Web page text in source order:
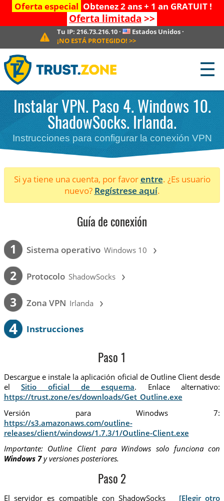
Oferta especial Obtenez 2 ans + 1 an GRATUIT !
Oferta limitada >>
Tu IP:216.73.216.10 · Estados Unidos·
¡NO ESTÁ PROTEGIDO! >>
☰
Instalar VPN. Paso 4. Windows 10.
ShadowSocks. Irlanda.
Instrucciones para configurar la conexión VPN
Si ya tiene una cuenta, por favorentre. ¿Es usuario
nuevo? Regístrese aquí.
Guía de conexión
1 Sistema operativo Windows 10 ›
2 Protocolo ShadowSocks ›
3 Zona VPN Irlanda ›
4 Instrucciones
Paso 1
Descargue e instale la aplicación oficial de Outline Client desde
elSitio oficial de esquema. Enlace alternativo:
https://trust.zone/es/downloads/Get_Outline.exe
Versión para Winodws 7:
https://s3.amazonaws.com/outline-
releases/client/windows/1.7.3/1/Outline-Client.exe
Importante: Outline Client para Windows solo funciona con
Windows 7y versiones posteriores.
Paso 2
El servidor es compatible con ShadowSocks [Elegir otro